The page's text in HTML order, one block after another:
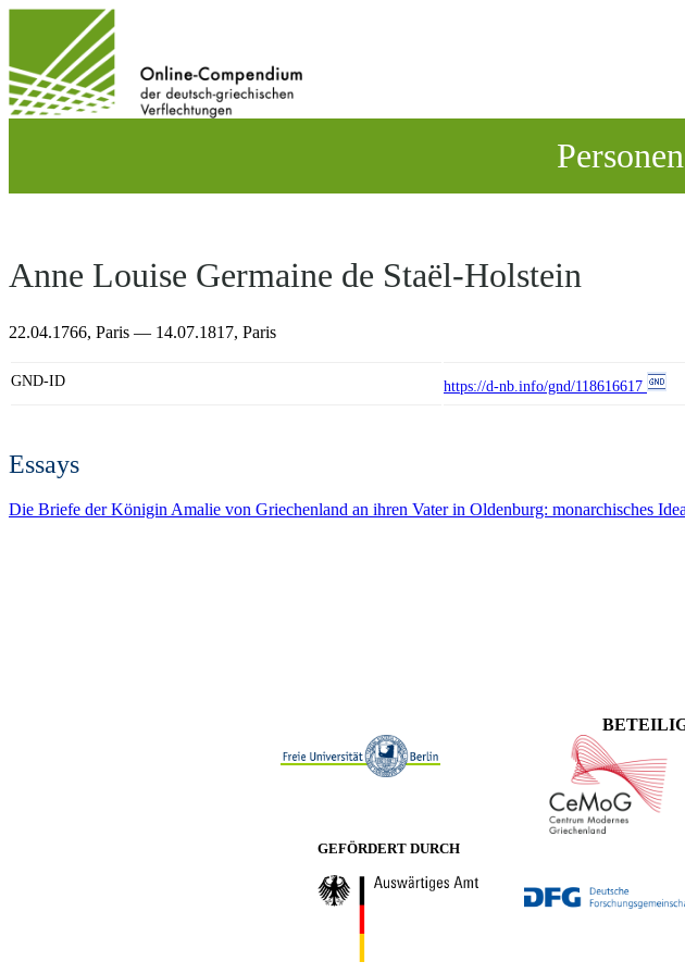
wechseln
Anne Louise Germaine de Staël-Holstein
22.04.1766, Paris — 14.07.1817, Paris
GND-ID https://d-nb.info/gnd/118616617
Essays
Die Briefe der Königin Amalie von Griechenland an ihren Vater in Oldenburg: monarchisches
GEFÖRDERT DURCH